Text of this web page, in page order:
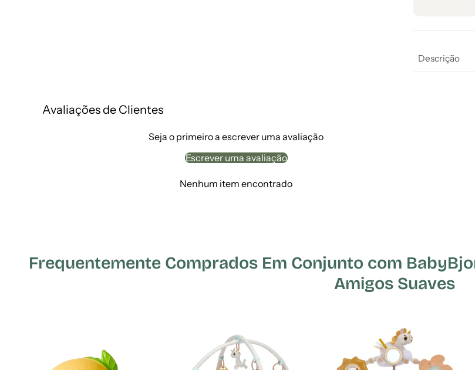
Descrição
Avaliações de Clientes
Seja o primeiro a escrever uma avaliação
Escrever uma avaliação
Nenhum item encontrado
Frequentemente Comprados Em Conjunto com
Amigos Suaves